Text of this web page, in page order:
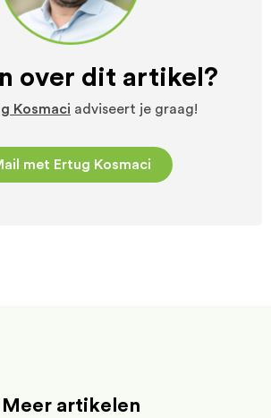
over dit artikel?
Kosmaci adviseert je graag!
met Ertug Kosmaci
Meer artikelen